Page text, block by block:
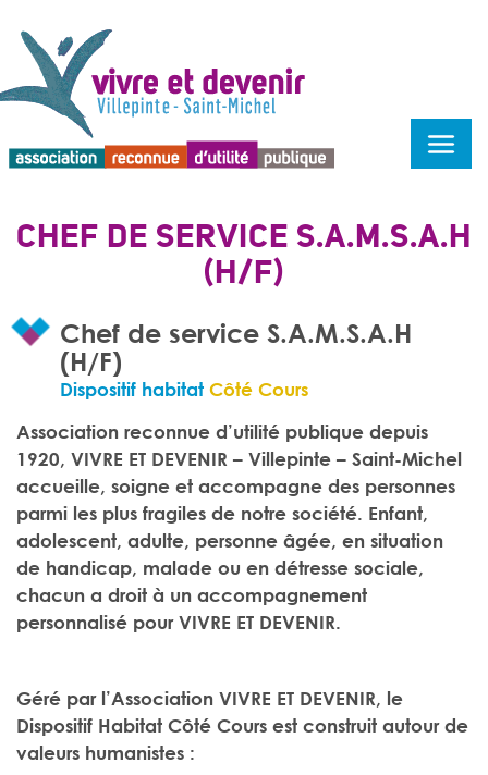
CHEF DE SERVICE S.A.M.S.A.H
(H/F)
Chef de service S.A.M.S.A.H
(H/F)
Dispositif habitat Côté Cours
Association reconnue d’utilité publique depuis
1920, VIVRE ET DEVENIR – Villepinte – Saint-Michel
accueille, soigne et accompagne des personnes
parmi les plus fragiles de notre société. Enfant,
adolescent, adulte, personne âgée, en situation
de handicap, malade ou en détresse sociale,
chacun a droit à un accompagnement
personnalisé pour VIVRE ET DEVENIR.
Géré par l’Association VIVRE ET DEVENIR, le
Dispositif Habitat Côté Cours est construit autour de
valeurs humanistes :